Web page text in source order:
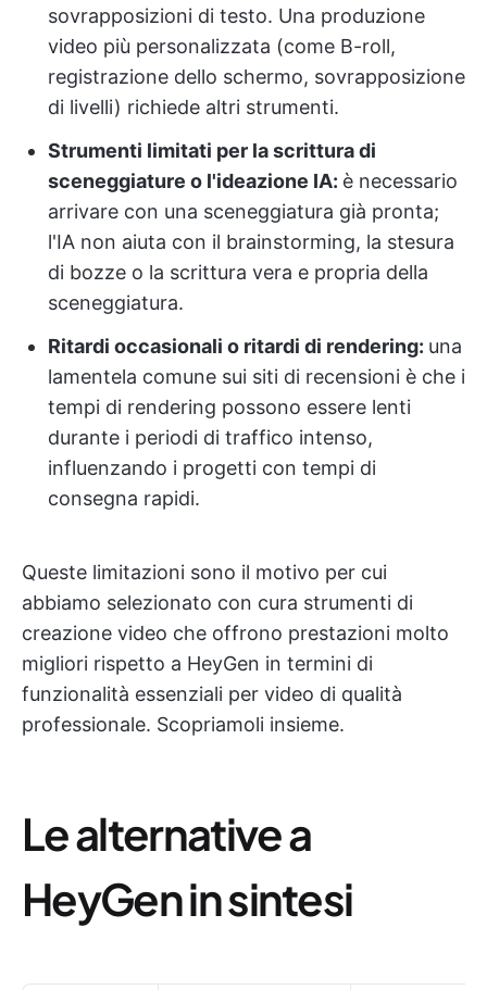
sovrapposizioni di testo. Una produzione
video più personalizzata (come B-roll,
registrazione dello schermo, sovrapposizione
di livelli) richiede altri strumenti.
Strumenti limitati per la scrittura di
sceneggiature o l'ideazione IA: è necessario
arrivare con una sceneggiatura già pronta;
l'IA non aiuta con il brainstorming, la stesura
di bozze o la scrittura vera e propria della
sceneggiatura.
Ritardi occasionali o ritardi di rendering: una
lamentela comune sui siti di recensioni è che i
tempi di rendering possono essere lenti
durante i periodi di traffico intenso,
influenzando i progetti con tempi di
consegna rapidi.
Queste limitazioni sono il motivo per cui
abbiamo selezionato con cura strumenti di
creazione video che offrono prestazioni molto
migliori rispetto a HeyGen in termini di
funzionalità essenziali per video di qualità
professionale. Scopriamoli insieme.
Le alternative a
HeyGen in sintesi